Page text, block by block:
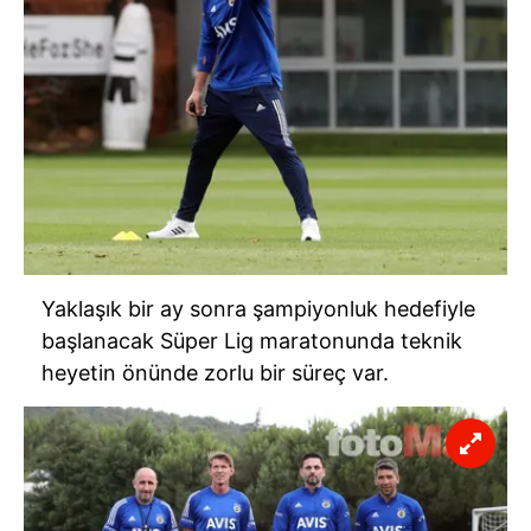
Yaklaşık bir ay sonra şampiyonluk hedefiyle
başlanacak Süper Lig maratonunda teknik
heyetin önünde zorlu bir süreç var.